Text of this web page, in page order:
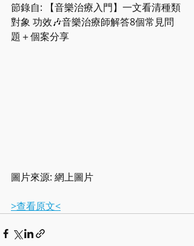
節錄自: 【音樂治療入門】一文看清種類
對象 功效🎶音樂治療師解答8個常見問
題＋個案分享
圖片來源: 網上圖片
>查看原文<